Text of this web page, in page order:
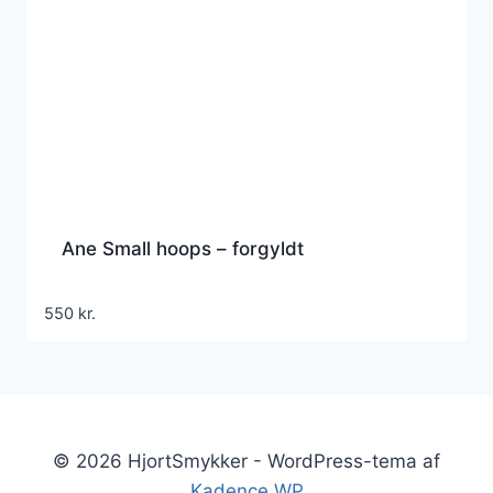
Ane Small hoops – forgyldt
550 kr.
© 2026 HjortSmykker - WordPress-tema af